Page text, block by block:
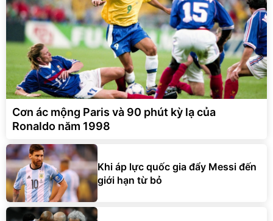
Cơn ác mộng Paris và 90 phút kỳ lạ của
Ronaldo năm 1998
Khi áp lực quốc gia đẩy Messi đến
giới hạn từ bỏ